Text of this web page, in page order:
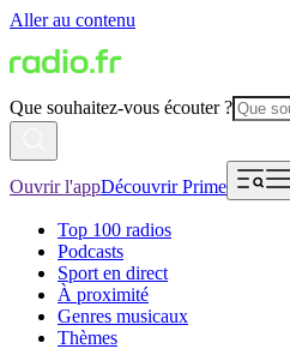
Aller au contenu
Que souhaitez-vous écouter ?
Ouvrir l'appDécouvrir Prime
Top 100 radios
Podcasts
Sport en direct
À proximité
Genres musicaux
Thèmes